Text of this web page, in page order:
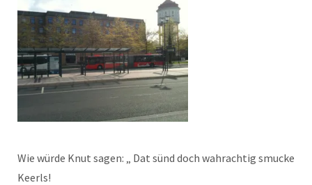
Wie würde Knut sagen: „ Dat sünd doch wahrachtig smucke
Keerls!